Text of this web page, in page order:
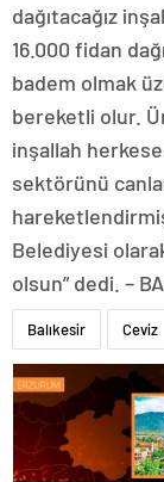
dağıtacağız
16.000 fidan
badem olmak
bereketli olur.
inşallah herkese
sektörünü
Belediyesi
olsun” dedi. –
Balıkesir Ceviz